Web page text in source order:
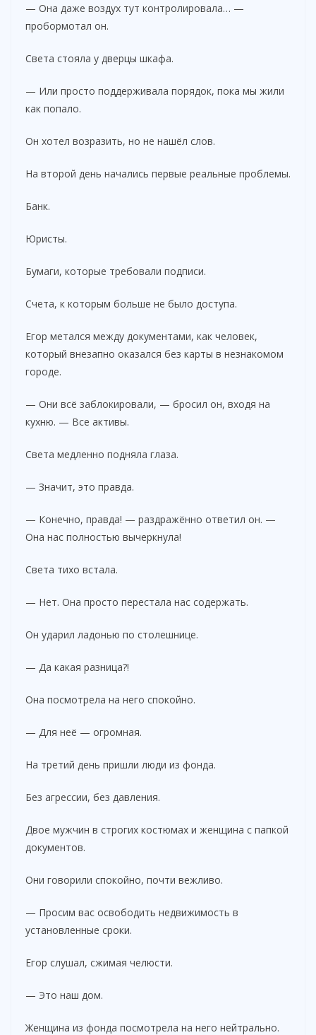
— Она даже воздух тут контролировала… —
пробормотал он.
Света стояла у дверцы шкафа.
— Или просто поддерживала порядок, пока мы жили
как попало.
Он хотел возразить, но не нашёл слов.
На второй день начались первые реальные проблемы.
Банк.
Юристы.
Бумаги, которые требовали подписи.
Счета, к которым больше не было доступа.
Егор метался между документами, как человек,
который внезапно оказался без карты в незнакомом
городе.
— Они всё заблокировали, — бросил он, входя на
кухню. — Все активы.
Света медленно подняла глаза.
— Значит, это правда.
— Конечно, правда! — раздражённо ответил он. —
Она нас полностью вычеркнула!
Света тихо встала.
— Нет. Она просто перестала нас содержать.
Он ударил ладонью по столешнице.
— Да какая разница?!
Она посмотрела на него спокойно.
— Для неё — огромная.
На третий день пришли люди из фонда.
Без агрессии, без давления.
Двое мужчин в строгих костюмах и женщина с папкой
документов.
Они говорили спокойно, почти вежливо.
— Просим вас освободить недвижимость в
установленные сроки.
Егор слушал, сжимая челюсти.
— Это наш дом.
Женщина из фонда посмотрела на него нейтрально.